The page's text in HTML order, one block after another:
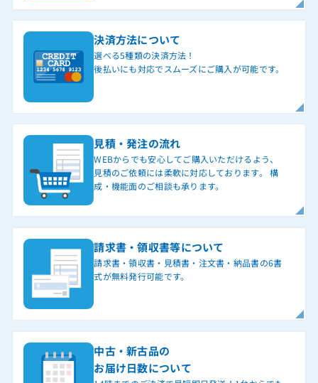
決済方法について
選べる5種類の決済方法！
後払いにも対応でスムーズにご購入が可能です。
見積・発注の流れ
WEBからでも安心してご購入いただけるよう、
見積のご依頼には柔軟に対応しております。 構
成・機能面のご相談も承ります。
請求書・領収書等について
請求書・領収書・見積書・注文書・納品書の6書
式が無料発行可能です。
中古・新古品の
お届け日数について